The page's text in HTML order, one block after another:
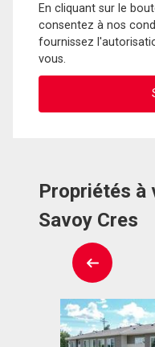
En cliquant sur le
consentez à nos
fournissez
vous.
Propriétés à
Savoy Cres